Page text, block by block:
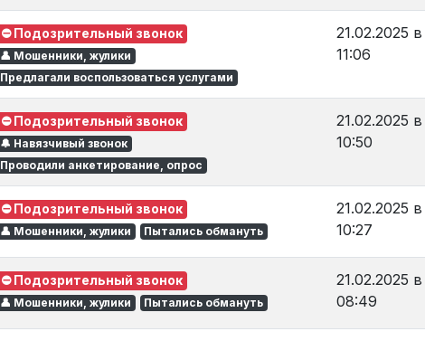
⛔ Подозрительный звонок
👤 Мошенники, жулики
Предлагали воспользоваться услугами
21.02.2025 в
11:06
⛔ Подозрительный звонок
🔔 Навязчивый звонок
Проводили анкетирование, опрос
21.02.2025 в
10:50
⛔ Подозрительный звонок
👤 Мошенники, жулики Пытались обмануть
21.02.2025 в
10:27
⛔ Подозрительный звонок
👤 Мошенники, жулики Пытались обмануть
21.02.2025 в
08:49